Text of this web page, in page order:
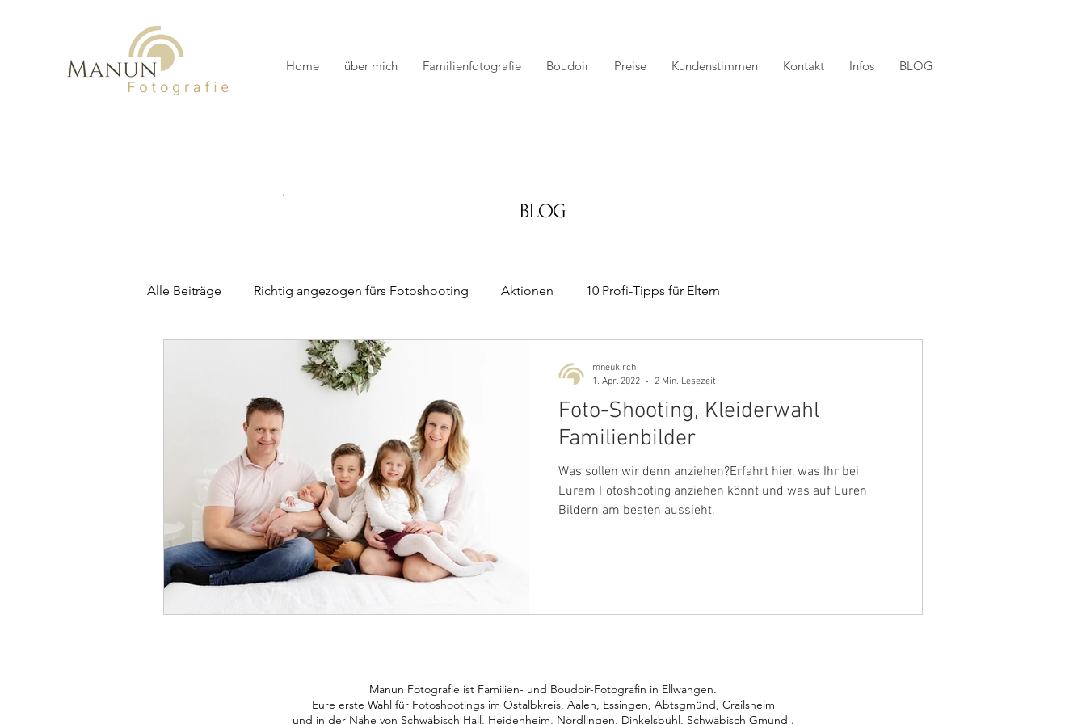
Home über mich Familienfotografie Boudoir Preise Kundenstimmen Kontakt Infos BLOG
BLOG
Alle Beiträge Richtig angezogen fürs Fotoshooting Aktionen 10 Profi-Tipps für Eltern
Foto-Shooting, Kleiderwahl
Familienbilder
Was sollen wir denn anziehen?Erfahrt hier, was Ihr bei
Eurem Fotoshooting anziehen könnt und was auf Euren
Bildern am besten aussieht.
mneukirch
1. Apr. 2022
2 Min. Lesezeit
Manun Fotografie ist Familien- und Boudoir-Fotografin in Ellwangen.
Eure erste Wahl für Fotoshootings im Ostalbkreis, Aalen, Essingen, Abtsgmünd, Crailsheim
und in der Nähe von Schwäbisch Hall, Heidenheim, Nördlingen, Dinkelsbühl, Schwäbisch Gmünd .